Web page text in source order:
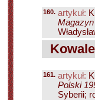
160. artykuł:
161. artykuł:
Polski
Syberii;